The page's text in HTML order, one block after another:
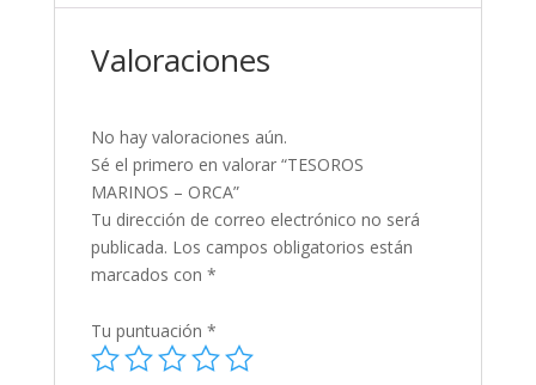
Valoraciones
No hay valoraciones aún.
Sé el primero en valorar “TESOROS
MARINOS – ORCA”
Tu dirección de correo electrónico no será
publicada. Los campos obligatorios están
marcados con *
Tu puntuación *